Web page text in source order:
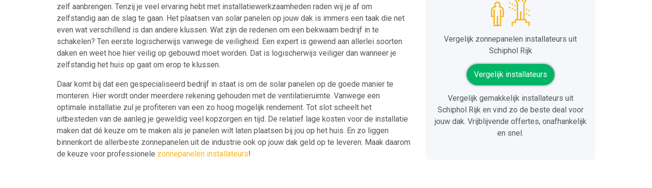
zelf aanbrengen. Tenzij je veel ervaring hebt met installatiewerkzaamheden raden wij je af om
zelfstandig aan de slag te gaan. Het plaatsen van solar panelen op jouw dak is immers een taak die net
even wat verschillend is dan andere klussen. Wat zijn de redenen om een bekwaam bedrijf in te
schakelen? Ten eerste logischerwijs vanwege de veiligheid. Een expert is gewend aan allerlei soorten
daken en weet hoe hier veilig op gebouwd moet worden. Dat is logischerwijs veiliger dan wanneer je
zelfstandig het huis op gaat om erop te klussen.
Daar komt bij dat een gespecialiseerd bedrijf in staat is om de solar panelen op de goede manier te
monteren. Hier wordt onder meerdere rekening gehouden met de ventilatieruimte. Vanwege een
optimale installatie zul je profiteren van een zo hoog mogelijk rendement. Tot slot scheelt het
uitbesteden van de aanleg je geweldig veel kopzorgen en tijd. De relatief lage kosten voor de installatie
maken dat dé keuze om te maken als je panelen wilt laten plaatsen bij jou op het huis. En zo liggen
binnenkort de allerbeste zonnepanelen uit de industrie ook op jouw dak geld op te leveren. Maak daarom
de keuze voor professionele zonnepanelen installateurs!
Vergelijk zonnepanelen installateurs uit
Schiphol Rijk
Vergelijk installateurs
Vergelijk gemakkelijk installateurs uit
Schiphol Rijk en vind zo de beste deal voor
jouw dak. Vrijblijvende offertes, onafhankelijk
en snel.